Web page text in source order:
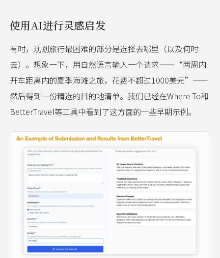
使用AI进行灵感启发
有时，规划旅行最困难的部分是选择去哪里（以及何时
去）。想象一下，用自然语言输入一个请求——“两周内
开车距离内的夏季海滩之旅，花费不超过1000美元”——
然后得到一份精选的目的地清单。我们已经在Where To和
BetterTravel等工具中看到了这方面的一些早期示例。